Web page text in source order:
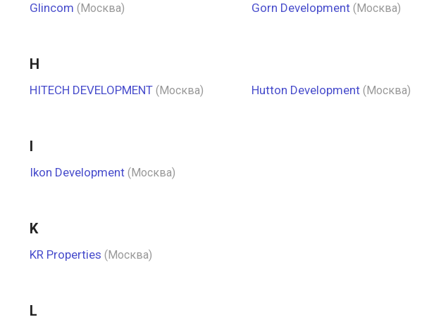
Glincom (Москва) Gorn Development (Москва)
H
HITECH DEVELOPMENT (Москва) Hutton Development (Москва)
I
Ikon Development (Москва)
K
KR Properties (Москва)
L